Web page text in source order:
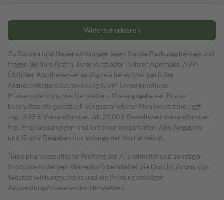
Widerruf erklären
Zu Risiken und Nebenwirkungen lesen Sie die Packungsbeilage und
fragen Sie Ihre Ärztin, Ihren Arzt oder in Ihrer Apotheke. AVP:
Üblicher Apothekenverkaufspreis berechnet nach der
Arzneimittelpreisverordnung. UVP: Unverbindliche
Preisempfehlung des Herstellers. Die angegebenen Preise
beinhalten die gesetzlich vorgeschriebene Mehrwertsteuer, ggf.
zzgl. 3,95 € Versandkosten. Ab 29,00 € Bestell­wert versand­kosten­
frei. Preisänderungen und Irrtümer vorbehalten. Alle Angebote
und Gratis-Beigaben nur solange der Vorrat reicht.
1 Eine pharmazeutische Prüfung der Arzneimittel und sonstigen
Produkte in deinem Warenkorb beinhaltet die Durchführung von
Wechselwirkungschecks und die Prüfung etwaiger
Anwendungshinweise des Herstellers.